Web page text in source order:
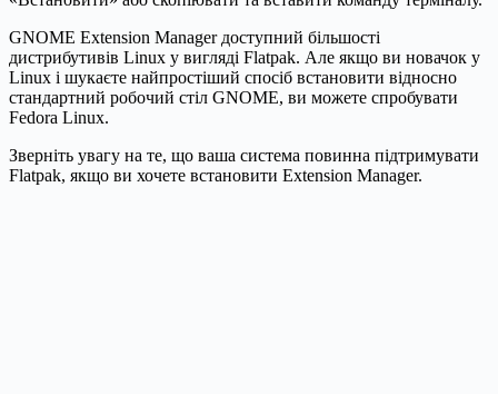
GNOME Extension Manager доступний більшості
дистрибутивів Linux у вигляді Flatpak. Але якщо ви новачок у
Linux і шукаєте найпростіший спосіб встановити відносно
стандартний робочий стіл GNOME, ви можете спробувати
Fedora Linux.
Зверніть увагу на те, що ваша система повинна підтримувати
Flatpak, якщо ви хочете встановити Extension Manager.